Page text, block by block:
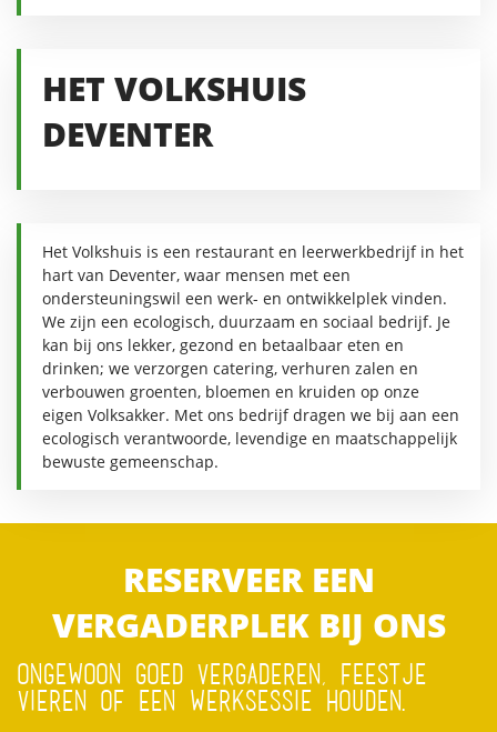
HET VOLKSHUIS
DEVENTER
Het Volkshuis is een restaurant en leerwerkbedrijf in het
hart van Deventer, waar mensen met een
ondersteuningswil een werk- en ontwikkelplek vinden.
We zijn een ecologisch, duurzaam en sociaal bedrijf. Je
kan bij ons lekker, gezond en betaalbaar eten en
drinken; we verzorgen catering, verhuren zalen en
verbouwen groenten, bloemen en kruiden op onze
eigen Volksakker. Met ons bedrijf dragen we bij aan een
ecologisch verantwoorde, levendige en maatschappelijk
bewuste gemeenschap.
RESERVEER EEN
VERGADERPLEK BIJ ONS
ONGEWOON GOED VERGADEREN, FEESTJE
VIEREN OF EEN WERKSESSIE HOUDEN.